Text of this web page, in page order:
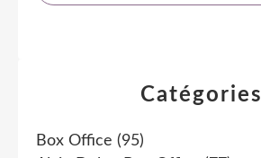
Catégories
Box Office (95)